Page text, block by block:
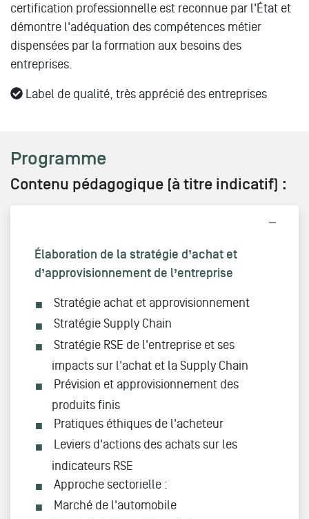
certification professionnelle est reconnue par l'État et
démontre l'adéquation des compétences métier
dispensées par la formation aux besoins des
entreprises.
Label de qualité, très apprécié des entreprises
Programme
Contenu pédagogique (à titre indicatif) :
Élaboration de la stratégie d’achat et
d’approvisionnement de l’entreprise
Stratégie achat et approvisionnement
Stratégie Supply Chain
Stratégie RSE de l'entreprise et ses
impacts sur l'achat et la Supply Chain
Prévision et approvisionnement des
produits finis
Pratiques éthiques de l'acheteur
Leviers d'actions des achats sur les
indicateurs RSE
Approche sectorielle :
Marché de l'automobile